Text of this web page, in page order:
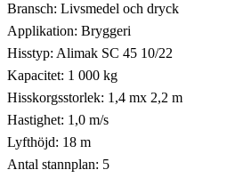
Bransch: Livsmedel och dryck
Applikation: Bryggeri
Hisstyp: Alimak SC 45 10/22
Kapacitet: 1 000 kg
Hisskorgsstorlek: 1,4 mx 2,2 m
Hastighet: 1,0 m/s
Lyfthöjd: 18 m
Antal stannplan: 5